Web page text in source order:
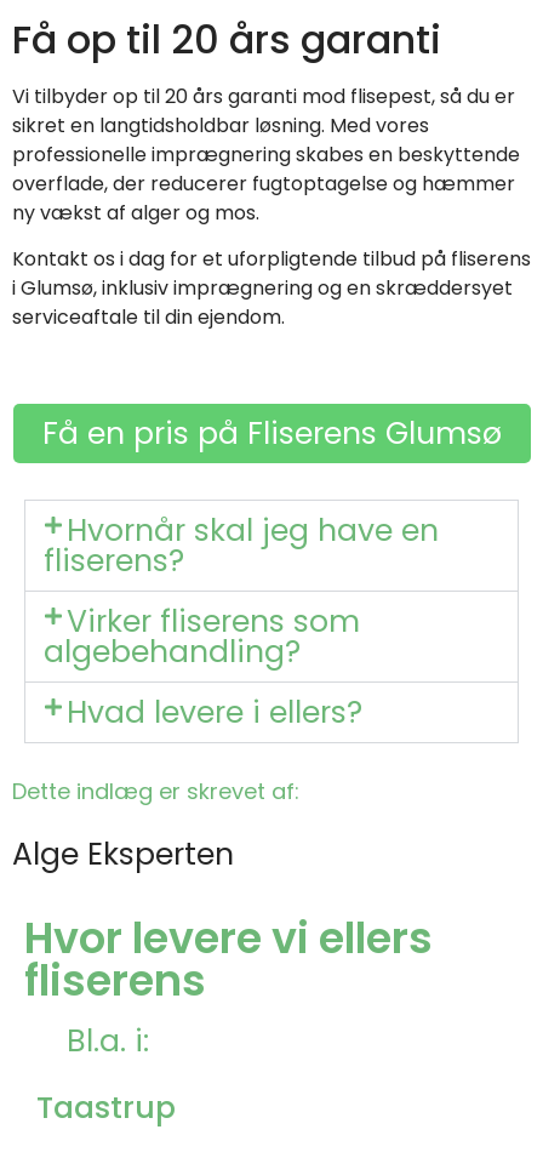
Få op til 20 års garanti
Vi tilbyder op til 20 års garanti mod flisepest, så du er
sikret en langtidsholdbar løsning. Med vores
professionelle imprægnering skabes en beskyttende
overflade, der reducerer fugtoptagelse og hæmmer
ny vækst af alger og mos.
Kontakt os i dag for et uforpligtende tilbud på fliserens
i Glumsø, inklusiv imprægnering og en skræddersyet
serviceaftale til din ejendom.
Få en pris på Fliserens Glumsø
Hvornår skal jeg have en
fliserens?
Virker fliserens som
algebehandling?
Hvad levere i ellers?
Dette indlæg er skrevet af:
Alge Eksperten
Hvor levere vi ellers
fliserens
Bl.a. i:
Taastrup